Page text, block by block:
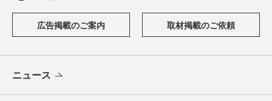
広告掲載のご案内 取材掲載のご依頼
ニュース